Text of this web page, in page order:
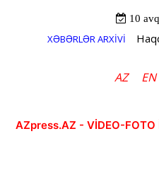
10
XƏBƏRLƏR ARXİVİ
AZ EN
AZpress.AZ - VİDEO-FOTO